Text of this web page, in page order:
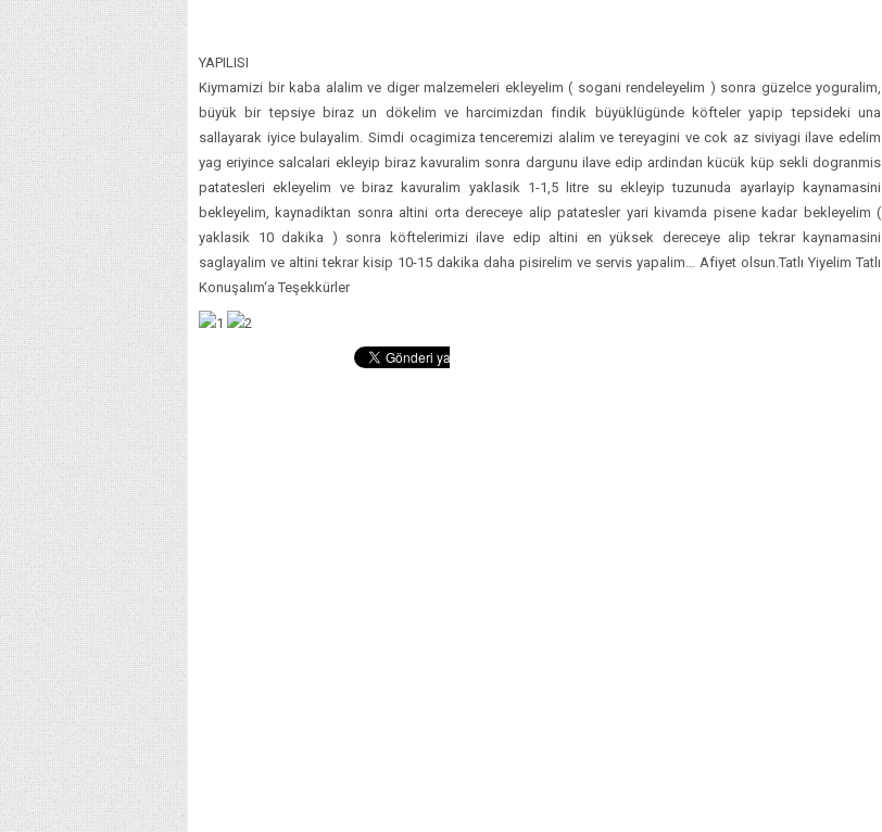
YAPILISI
Kiymamizi bir kaba alalim ve diger malzemeleri ekleyelim ( sogani rendeleyelim ) sonra güzelce yoguralim,
büyük bir tepsiye biraz un dökelim ve harcimizdan findik büyüklügünde köfteler yapip tepsideki una
sallayarak iyice bulayalim. Simdi ocagimiza tenceremizi alalim ve tereyagini ve cok az siviyagi ilave edelim
yag eriyince salcalari ekleyip biraz kavuralim sonra dargunu ilave edip ardindan kücük küp sekli dogranmis
patatesleri ekleyelim ve biraz kavuralim yaklasik 1-1,5 litre su ekleyip tuzunuda ayarlayip kaynamasini
bekleyelim, kaynadiktan sonra altini orta dereceye alip patatesler yari kivamda pisene kadar bekleyelim (
yaklasik 10 dakika ) sonra köftelerimizi ilave edip altini en yüksek dereceye alip tekrar kaynamasini
saglayalim ve altini tekrar kisip 10-15 dakika daha pisirelim ve servis yapalim… Afiyet olsun.Tatlı Yiyelim Tatlı
Konuşalım‘a Teşekkürler